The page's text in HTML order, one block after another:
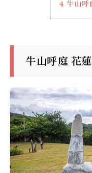
4 牛山呼
牛山呼庭 花